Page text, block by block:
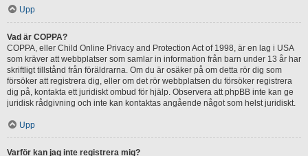
Upp
Vad är COPPA?
COPPA, eller Child Online Privacy and Protection Act of 1998, är en lag i USA
som kräver att webbplatser som samlar in information från barn under 13 år har
skriftligt tillstånd från föräldrarna. Om du är osäker på om detta rör dig som
försöker att registrera dig, eller om det rör webbplatsen du försöker registrera
dig på, kontakta ett juridiskt ombud för hjälp. Observera att phpBB inte kan ge
juridisk rådgivning och inte kan kontaktas angående något som helst juridiskt.
Upp
Varför kan jag inte registrera mig?